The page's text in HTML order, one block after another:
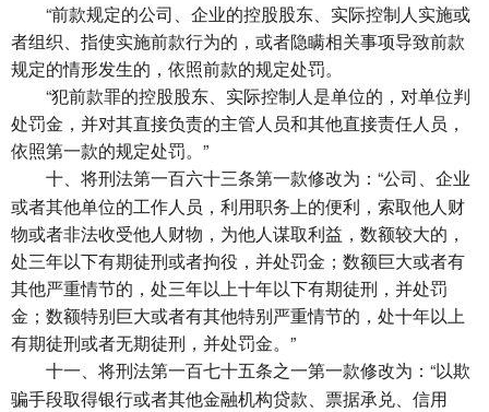
“前款规定的公司、企业的控股股东、实际控制人实施或
者组织、指使实施前款行为的，或者隐瞒相关事项导致前款
规定的情形发生的，依照前款的规定处罚。
“犯前款罪的控股股东、实际控制人是单位的，对单位判
处罚金，并对其直接负责的主管人员和其他直接责任人员，
依照第一款的规定处罚。”
十、 将刑法第一百六十三条第一款修改为：“公司、企业
或者其他单位的工作人员，利用职务上的便利，索取他人财
物或者非法收受他人财物，为他人谋取利益，数额较大的，
处三年以下有期徒刑或者拘役，并处罚金；数额巨大或者有
其他严重情节的，处三年以上十年以下有期徒刑，并处罚
金；数额特别巨大或者有其他特别严重情节的，处十年以上
有期徒刑或者无期徒刑，并处罚金。”
十一、 将刑法第一百七十五条之一第一款修改为：“以欺
骗手段取得银行或者其他金融机构贷款、票据承兑、信用